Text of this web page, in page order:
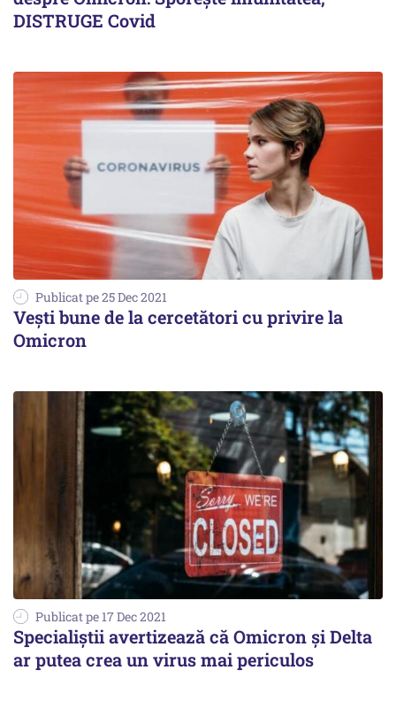
DISTRUGE Covid
Publicat pe 25 Dec 2021
Vești bune de la cercetători cu privire la
Omicron
Publicat pe 17 Dec 2021
Specialiștii avertizează că Omicron și Delta
ar putea crea un virus mai periculos